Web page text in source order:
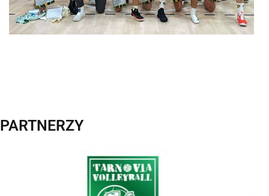
PARTNERZY